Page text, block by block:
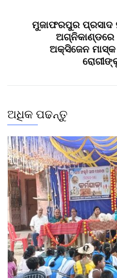
ମୁଜାଫରପୁର ପ୍ରସାଦ
ଅଗ୍ନିକାଣ୍ଡରେ
ଅକ୍ସିଜେନ
ଅଧିକ ପଢନ୍ତୁ